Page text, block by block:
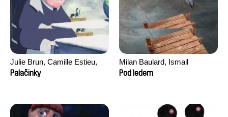
Julie Brun, Camille Estieu,
Jiamin Peng
Palačinky
Milan Baulard, Ismail
Berrahma, Flore Dupont,
Pod ledem